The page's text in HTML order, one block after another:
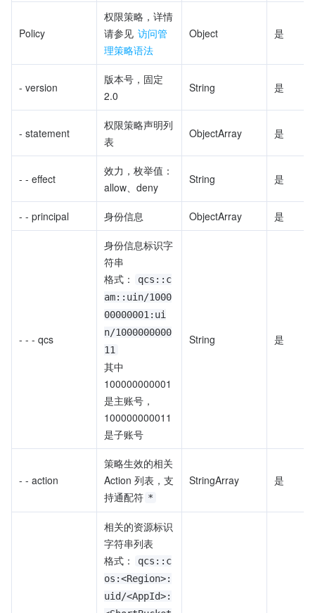
Policy
权限策略，详情
请参见 访问管
理策略语法
Object 是
- version
版本号，固定
2.0
String 是
- statement
权限策略声明列
表
ObjectArray 是
- - effect
效力，枚举值：
allow、deny
String 是
- - principal 身份信息 ObjectArray 是
- - - qcs
身份信息标识字
符串
格式：
qcs::c
am::uin/1000
00000001:ui
n/1000000000
11
其中
100000000001
是主账号，
100000000011
是子账号
String 是
- - action
策略生效的相关
Action 列表，支
持通配符 *
StringArray 是
相关的资源标识
字符串列表
格式：
qcs::c
os:<Region>:
uid/<AppId>: